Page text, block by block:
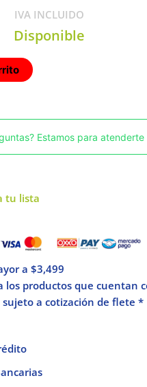
IVA INCLUIDO
Disponible
Estamos para atenderte
tu lista
a $3,499
los productos que cuentan
a cotización de flete *